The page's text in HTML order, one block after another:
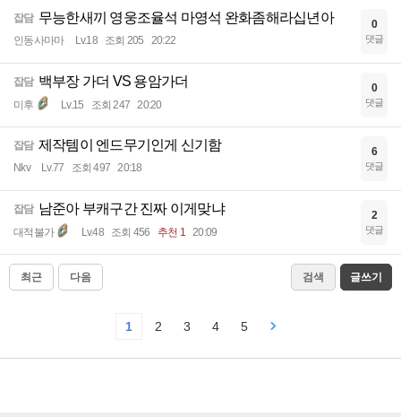
잡담 무능한새끼 영웅조율석 마영석 완화좀해라십년아
인동사마마 Lv.18 조회 205 20:22
0
댓글
잡담 백부장 가더 VS 용암가더
미후 Lv.15 조회 247 20:20
0
댓글
잡담 제작템이 엔드무기인게 신기함
Nkv Lv.77 조회 497 20:18
6
댓글
잡담 남준아 부캐구간 진짜 이게맞냐
대적불가 Lv.48 조회 456 추천 1 20:09
2
댓글
최근 다음 검색 글쓰기
1 2 3 4 5